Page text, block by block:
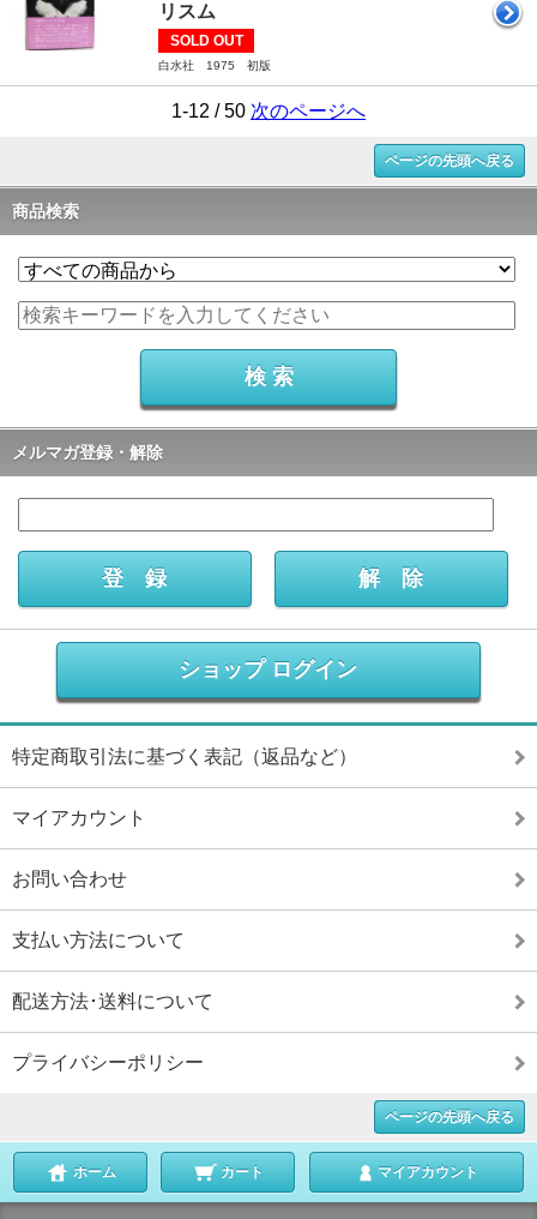
リスム
SOLD OUT
白水社 1975 初版
1-12 / 50 次のページへ
ページの先頭へ戻る
商品検索
メルマガ登録・解除
ショップ ログイン
特定商取引法に基づく表記（返品など）
マイアカウント
お問い合わせ
支払い方法について
配送方法･送料について
プライバシーポリシー
ページの先頭へ戻る
ホーム カート マイアカウント